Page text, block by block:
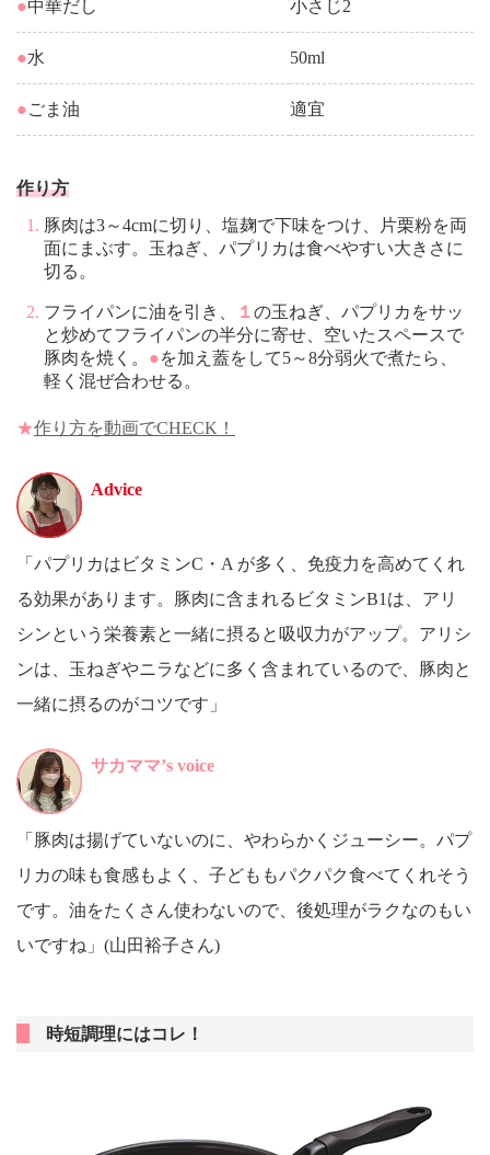
●中華だし 小さじ2
●水 50ml
●ごま油 適宜
作り方
豚肉は3～4cmに切り、塩麹で下味をつけ、片栗粉を両
面にまぶす。玉ねぎ、パプリカは食べやすい大きさに
切る。
フライパンに油を引き、 １の玉ねぎ、パプリカをサッ
と炒めてフライパンの半分に寄せ、空いたスペースで
豚肉を焼く。 ●を加え蓋をして5～8分弱火で煮たら、
軽く混ぜ合わせる。
★作り方を動画でCHECK！
Advice
「パプリカはビタミンC・A が多く、免疫力を高めてくれ
る効果があります。豚肉に含まれるビタミンB1は、アリ
シンという栄養素と一緒に摂ると吸収力がアップ。アリシ
ンは、玉ねぎやニラなどに多く含まれているので、豚肉と
一緒に摂るのがコツです」
サカママ’s voice
「豚肉は揚げていないのに、やわらかくジューシー。パプ
リカの味も食感もよく、子どももパクパク食べてくれそう
です。油をたくさん使わないので、後処理がラクなのもい
いですね」(山田裕子さん)
時短調理にはコレ！